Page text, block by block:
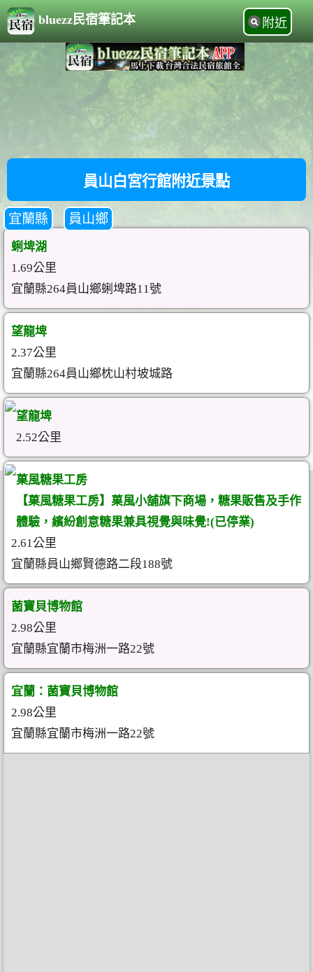
bluezz民宿筆記本 附近
員山白宮行館附近景點
宜蘭縣 員山鄉
蜊埤湖
1.69公里
宜蘭縣264員山鄉蜊埤路11號
望龍埤
2.37公里
宜蘭縣264員山鄉枕山村坡城路
望龍埤
2.52公里
菓風糖果工房
【菓風糖果工房】菓風小舖旗下商場，糖果販售及手作
體驗，繽紛創意糖果兼具視覺與味覺!(已停業)
2.61公里
宜蘭縣員山鄉賢德路二段188號
菌寶貝博物館
2.98公里
宜蘭縣宜蘭市梅洲一路22號
宜蘭：菌寶貝博物館
2.98公里
宜蘭縣宜蘭市梅洲一路22號